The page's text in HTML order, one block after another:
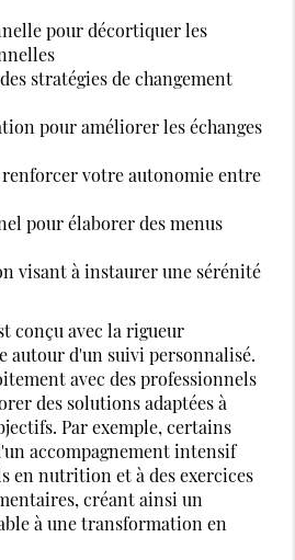
pour décortiquer les
stratégies de changement
pour améliorer les échanges
votre autonomie entre
pour élaborer des menus
visant à instaurer une sérénité
conçu avec la rigueur
autour d'un suivi personnalisé.
avec des professionnels
des solutions adaptées à
Par exemple, certains
accompagnement intensif
en nutrition et à des exercices
créant ainsi un
à une transformation en